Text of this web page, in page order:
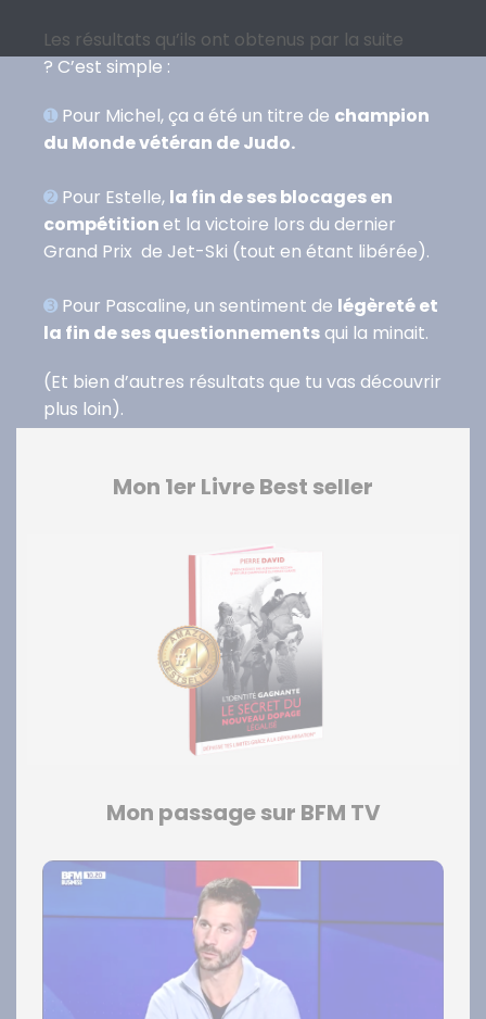
Les résultats qu’ils ont obtenus par la suite
? C’est simple :
➊ Pour Michel, ça a été un titre de champion
du Monde vétéran de Judo.
➋ Pour Estelle, la fin de ses blocages en
compétitionet la victoire lors du dernier
Grand Prix de Jet-Ski (tout en étant libérée).
➌ Pour Pascaline, un sentiment de légèreté et
la fin de ses questionnementsqui la minait.
(Et bien d’autres résultats que tu vas découvrir
plus loin).
Mon 1er Livre Best seller
Mon passage sur BFM TV